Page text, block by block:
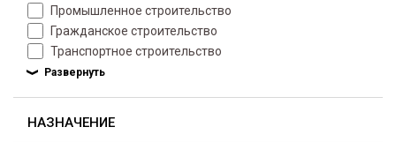
Промышленное строительство
Гражданское строительство
Транспортное строительство
НАЗНАЧЕНИЕ